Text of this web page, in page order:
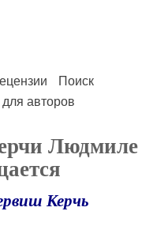
Поиск
авторов
Людмиле
Керчь